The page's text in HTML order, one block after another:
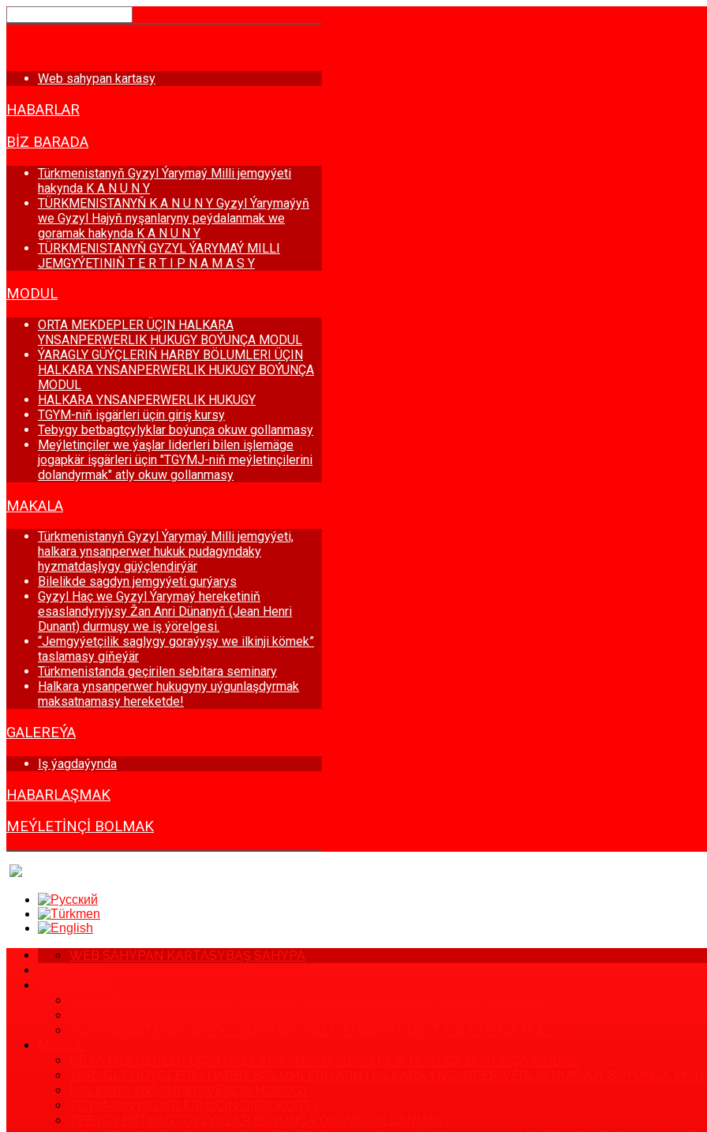
Web sahypan kartasy
HABARLAR
BIZ BARADA
Türkmenistanyň Gyzyl Ýarymaý Milli jemgyýeti
hakynda K A N U N Y
TÜRKMENISTANYŇ K A N U N Y Gyzyl Ýarymaýyň
we Gyzyl Hajyň nyşanlaryny peýdalanmak we
goramak hakynda K A N U N Y
TÜRKMENISTANYŇ GYZYL ÝARYMAÝ MILLI
JEMGYÝETINIŇ T E R T I P N A M A S Y
MODUL
ORTA MEKDEPLER ÜÇIN HALKARA
YNSANPERWERLIK HUKUGY BOÝUNÇA MODUL
ÝARAGLY GÜÝÇLERIŇ HARBY BÖLUMLERI ÜÇIN
HALKARA YNSANPERWERLIK HUKUGY BOÝUNÇA
MODUL
HALKARA YNSANPERWERLIK HUKUGY
TGYM-niň işgärleri üçin giriş kursy
Tebygy betbagtçylyklar boýunça okuw gollanmasy
Meýletinçiler we ýaşlar liderleri bilen işlemäge
jogapkär işgärleri üçin "TGYMJ-niň meýletinçilerini
dolandyrmak" atly okuw gollanmasy
MAKALA
Türkmenistanyň Gyzyl Ýarymaý Milli jemgyýeti,
halkara ynsanperwer hukuk pudagyndaky
hyzmatdaşlygy güýçlendirýär
Bilelikde sagdyn jemgyýeti gurýarys
Gyzyl Haç we Gyzyl Ýarymaý hereketiniň
esaslandyryjysy Žan Anri Dünanyň (Jean Henri
Dunant) durmuşy we iş ýörelgesi.
“Jemgyýetçilik saglygy goraýyşy we ilkinji kömek”
taslamasy giňeýär
Türkmenistanda geçirilen sebitara seminary
Halkara ynsanperwer hukugyny uýgunlaşdyrmak
maksatnamasy hereketde!
GALEREÝA
Iş ýagdaýynda
HABARLAŞMAK
MEÝLETINÇI BOLMAK
BAŞ SAHYPA
WEB SAHYPAN KARTASY